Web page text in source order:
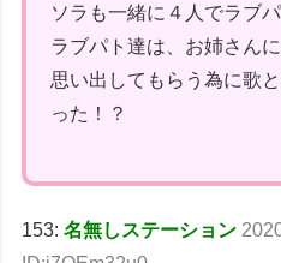
ソラも一緒に４人でラブ
ラブパト達は、お姉さん
思い出してもらう為に歌
った！？
153:名無しステーション